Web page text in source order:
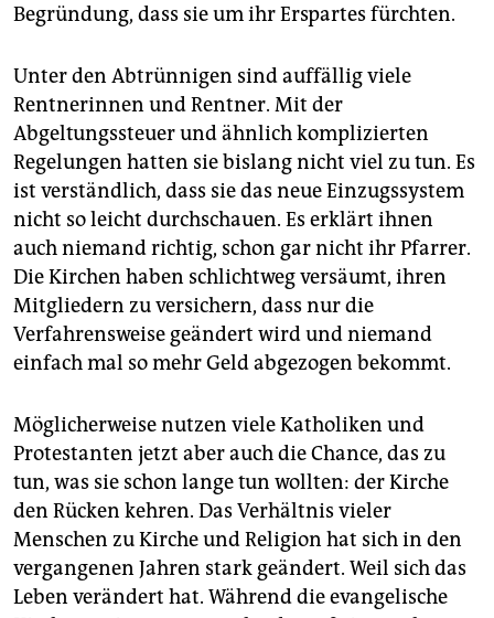
Begründung, dass sie um ihr Erspartes fürchten.
Unter den Abtrünnigen sind auffällig viele
Rentnerinnen und Rentner. Mit der
Abgeltungssteuer und ähnlich komplizierten
Regelungen hatten sie bislang nicht viel zu tun. Es
ist verständlich, dass sie das neue Einzugssystem
nicht so leicht durchschauen. Es erklärt ihnen
auch niemand richtig, schon gar nicht ihr Pfarrer.
Die Kirchen haben schlichtweg versäumt, ihren
Mitgliedern zu versichern, dass nur die
Verfahrensweise geändert wird und niemand
einfach mal so mehr Geld abgezogen bekommt.
Möglicherweise nutzen viele Katholiken und
Protestanten jetzt aber auch die Chance, das zu
tun, was sie schon lange tun wollten: der Kirche
den Rücken kehren. Das Verhältnis vieler
Menschen zu Kirche und Religion hat sich in den
vergangenen Jahren stark geändert. Weil sich das
Leben verändert hat. Während die evangelische